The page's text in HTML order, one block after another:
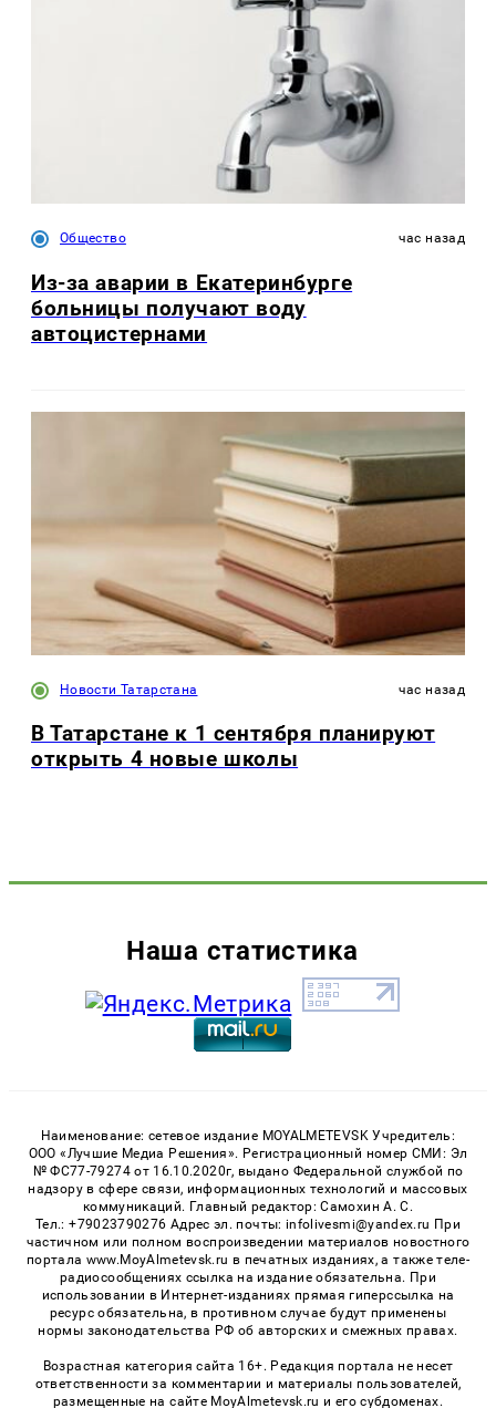
Общество час назад
Из-за аварии в Екатеринбурге
больницы получают воду
автоцистернами
Новости Татарстана час назад
В Татарстане к 1 сентября планируют
открыть 4 новые школы
Наша статистика
Наименование: сетевое издание MOYALMETEVSK Учредитель:
ООО «Лучшие Медиа Решения». Регистрационный номер СМИ: Эл
№ ФС77-79274 от 16.10.2020г, выдано Федеральной службой по
надзору в сфере связи, информационных технологий и массовых
коммуникаций. Главный редактор: Самохин А. С.
Тел.: +79023790276 Адрес эл. почты: infolivesmi@yandex.ru При
частичном или полном воспроизведении материалов новостного
портала www.MoyAlmetevsk.ru в печатных изданиях, а также теле-
радиосообщениях ссылка на издание обязательна. При
использовании в Интернет-изданиях прямая гиперссылка на
ресурс обязательна, в противном случае будут применены
нормы законодательства РФ об авторских и смежных правах.
Возрастная категория сайта 16+. Редакция портала не несет
ответственности за комментарии и материалы пользователей,
размещенные на сайте MoyAlmetevsk.ru и его субдоменах.